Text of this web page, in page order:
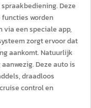
Deze
worden
via een speciale app,
zorgt ervoor dat
aankomt. Natuurlijk
Deze auto is
draadloos
control en